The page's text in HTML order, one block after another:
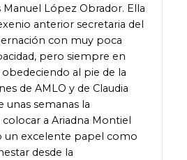
López Obrador. Ella
anterior secretaria del
con muy poca
pero siempre en
al pie de la
de AMLO y de Claudia
unas semanas la
a Ariadna Montiel
un excelente papel como
desde la